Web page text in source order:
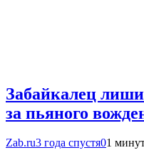
Забайкалец
за пьяного
Zab.ru3 года спустя01